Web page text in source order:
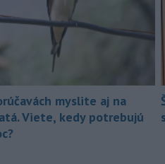
že v
na
myslite aj na
Viete, kedy potrebujú